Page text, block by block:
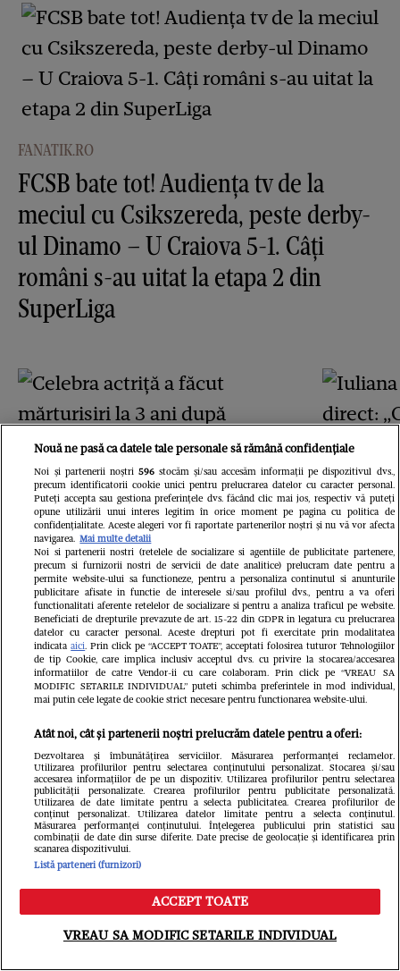
FANATIK.RO
FCSB bate tot! Audiența tv de la
meciul cu Csikszereda, peste derby-
ul Dinamo – U Craiova 5-1. Câți
români s-au uitat la etapa 2 din
SuperLiga
GSP.RO
Celebra actriță a făcut
mărturisiri la 3 ani după
divorțul de fotbalistul
acuzat de viol: „Am eșuat”
GSP.RO
Iuliana
direct:
pentru
câștige
Meniu Caută
Nouă ne pasă ca datele tale personale să rămână confidențiale
Noi și partenerii noștri 596stocăm și/sau accesăm informații pe dispozitivul dvs.,
precum identificatorii cookie unici pentru prelucrarea datelor cu caracter personal.
Puteți accepta sau gestiona preferințele dvs. făcând clic mai jos, respectiv vă puteți
opune utilizării unui interes legitim în orice moment pe pagina cu politica de
confidențialitate. Aceste alegeri vor fi raportate partenerilor noștri și nu vă vor afecta
navigarea. Mai multe detalii
Noi si partenerii nostri (retelele de socializare si agentiile de publicitate partenere,
precum si furnizorii nostri de servicii de date analitice) prelucram date pentru a
permite website-ului sa functioneze, pentru a personaliza continutul si anunturile
publicitare afisate in functie de interesele si/sau profilul dvs., pentru a va oferi
functionalitati aferente retelelor de socializare si pentru a analiza traficul pe website.
Beneficiati de drepturile prevazute de art. 15-22 din GDPR in legatura cu prelucrarea
datelor cu caracter personal. Aceste drepturi pot fi exercitate prin modalitatea
indicataaici. Prin click pe “ACCEPT TOATE”, acceptati folosirea tuturor Tehnologiilor
de tip Cookie, care implica inclusiv acceptul dvs. cu privire la stocarea/accesarea
informatiilor de catre Vendor-ii cu care colaboram. Prin click pe “VREAU SA
MODIFIC SETARILE INDIVIDUAL” puteti schimba preferintele in mod individual,
mai putin cele legate de cookie strict necesare pentru functionarea website-ului.
Atât noi, cât și partenerii noștri prelucrăm datele pentru a oferi:
Dezvoltarea și îmbunătățirea serviciilor. Măsurarea performanței reclamelor.
Utilizarea profilurilor pentru selectarea conținutului personalizat. Stocarea și/sau
accesarea informațiilor de pe un dispozitiv. Utilizarea profilurilor pentru selectarea
publicității personalizate. Crearea profilurilor pentru publicitate personalizată.
Utilizarea de date limitate pentru a selecta publicitatea. Crearea profilurilor de
conținut personalizat. Utilizarea datelor limitate pentru a selecta conținutul.
Măsurarea performanței conținutului. Înțelegerea publicului prin statistici sau
combinații de date din surse diferite. Date precise de geolocație și identificarea prin
scanarea dispozitivului.
Listă parteneri (furnizori)
ACCEPT TOATE
VREAU SA MODIFIC SETARILE INDIVIDUAL